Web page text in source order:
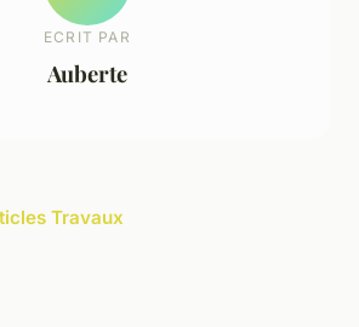
ECRIT PAR
Auberte
Travaux